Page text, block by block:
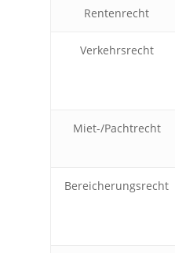
Rentenrecht
Verkehrsrecht
Miet-/Pachtrecht
Bereicherungsrecht